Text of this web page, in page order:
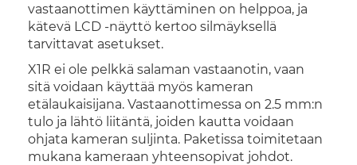
vastaanottimen käyttäminen on helppoa, ja
kätevä LCD -näyttö kertoo silmäyksellä
tarvittavat asetukset.
X1R ei ole pelkkä salaman vastaanotin, vaan
sitä voidaan käyttää myös kameran
etälaukaisijana. Vastaanottimessa on 2.5 mm:n
tulo ja lähtö liitäntä, joiden kautta voidaan
ohjata kameran suljinta. Paketissa toimitetaan
mukana kameraan yhteensopivat johdot.